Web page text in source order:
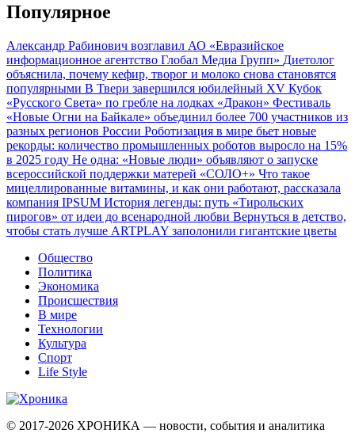
Популярное
Александр Рабинович возглавил АО «Евразийское
информационное агентство Глобал Медиа Групп» Диетолог
объяснила, почему кефир, творог и молоко снова становятся
популярными В Твери завершился юбилейный XV Кубок
«Русского Света» по гребле на лодках «Дракон» Фестиваль
«Новые Огни на Байкале» объединил более 700 участников из
разных регионов России Роботизация в мире бьет новые
рекорды: количество промышленных роботов выросло на 15%
в 2025 году Не одна: «Новые люди» объявляют о запуске
всероссийской поддержки матерей «СОЛО+» Что такое
мицеллированные витамины, и как они работают, рассказала
компания IPSUM История легенды: путь «Тирольских
пирогов» от идеи до всенародной любви Вернуться в детство,
чтобы стать лучше ARTPLAY заполонили гигантские цветы
Общество
Политика
Экономика
Происшествия
В мире
Технологии
Культура
Спорт
Life Style
© 2017-2026 ХРОНИКА — новости, события и аналитика